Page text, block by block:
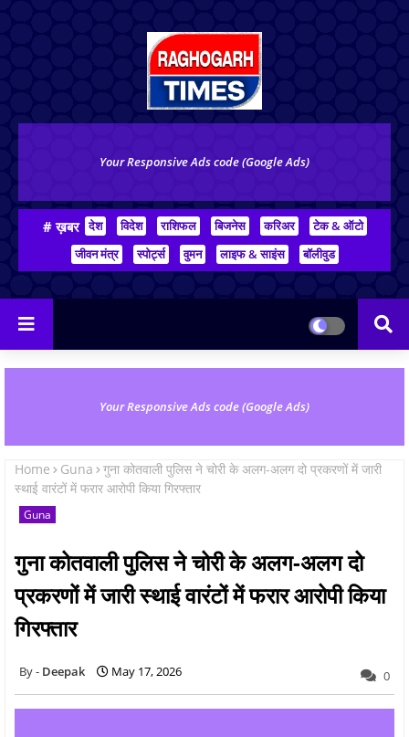
Your Responsive Ads code (Google Ads)
# ख़बर देश विदेश राशिफल बिजनेस करिअर
टेक & ऑटो
जीवन मंत्र
स्पोर्ट्स वुमन लाइफ & साइंस बॉलीवुड
Your Responsive Ads code (Google Ads)
Home Guna
गुना कोतवाली पुलिस ने चोरी के अलग-अलग दो प्रकरणों में जारी
स्थाई वारंटों में फरार आरोपी किया गिरफ्तार
Guna
गुना कोतवाली पुलिस ने चोरी के अलग-अलग दो
प्रकरणों में जारी स्थाई वारंटों में फरार आरोपी किया
गिरफ्तार
Deepak May 17, 2026 0